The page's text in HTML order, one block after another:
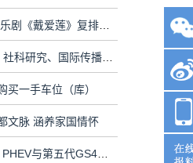
一手车位（库）
文脉 涵养家国情怀